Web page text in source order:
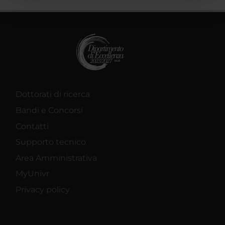
con altre informazioni che hai fornito loro o che hanno
Dottorati di ricerca
Bandi e Concorsi
Contatti
Supporto tecnico
Area Amministrativa
MyUnivr
Privacy policy